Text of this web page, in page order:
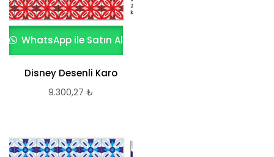
WhatsApp ile Satın Al
Disney Desenli Karo
9.300,27 ₺